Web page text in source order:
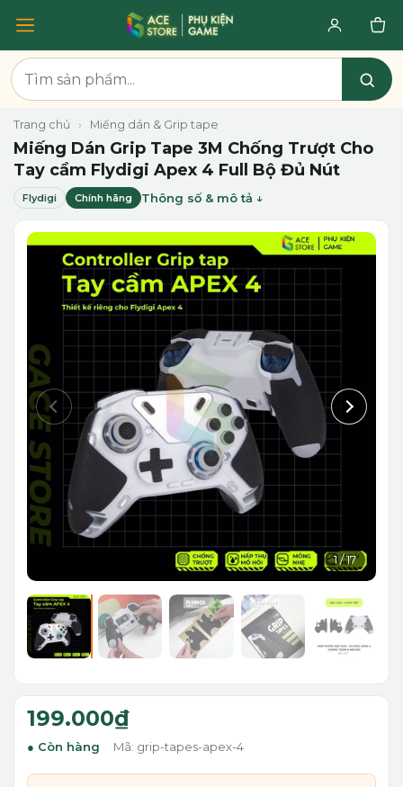
Trang chủ › Miếng dán & Grip tape
Miếng Dán Grip Tape 3M Chống Trượt Cho
Tay cầm Flydigi Apex 4 Full Bộ Đủ Nút
Flydigi Chính hãng Thông số & mô tả
1/17
199.000₫
Còn hàng Mã: grip-tapes-apex-4